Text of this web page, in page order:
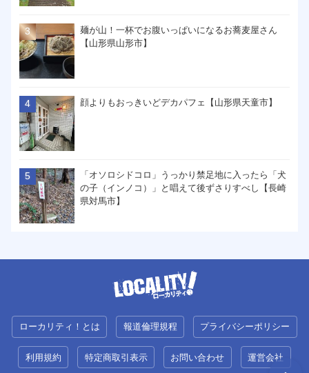
麺が山！一杯でお腹いっぱいになるお蕎麦屋さん
【山形県山形市】
顔よりもおっきいどデカパフェ【山形県天童市】
「オソロシドコロ」うっかり禁足地に入ったら「犬
の子（インノコ）」と唱えて後ずさりすべし【長崎
県対馬市】
ローカリティ！とは 報道倫理規程 プライバシーポリシー
利用規約 特定商取引表示 お問い合わせ 運営会社